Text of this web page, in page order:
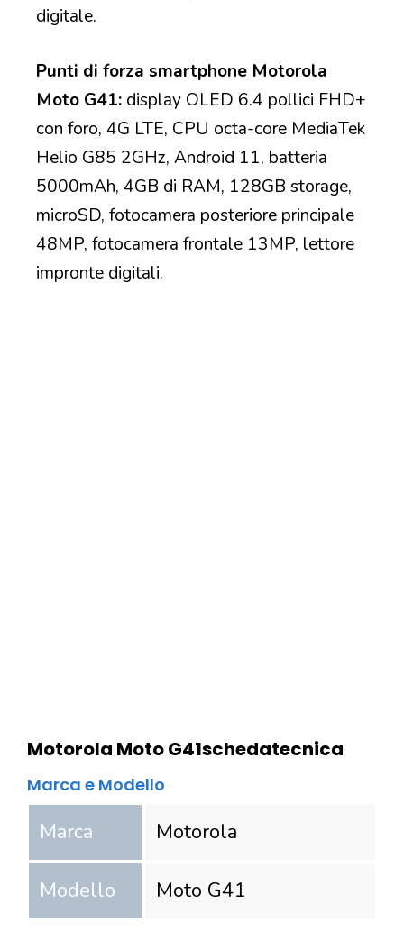
digitale.
Punti di forza smartphone Motorola
Moto G41: display OLED 6.4 pollici FHD+
con foro, 4G LTE, CPU octa-core MediaTek
Helio G85 2GHz, Android 11, batteria
5000mAh, 4GB di RAM, 128GB storage,
microSD, fotocamera posteriore principale
48MP, fotocamera frontale 13MP, lettore
impronte digitali.
Motorola Moto G41schedatecnica
Marca e Modello
Marca Motorola
Modello Moto G41